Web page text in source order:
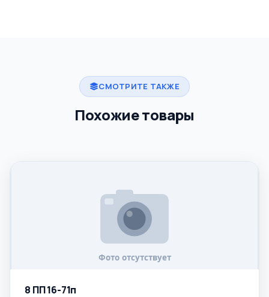
СМОТРИТЕ ТАКЖЕ
Похожие товары
8 ПП 16-71п